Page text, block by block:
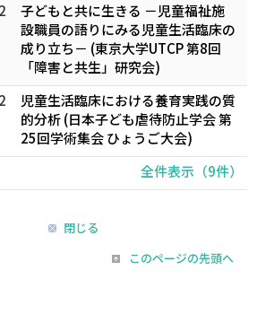
子どもと共に生きる －児童福祉施
設職員の語りにみる児童生活臨床の
成り立ち－ (東京大学UTCP 第8回
「障害と共生」研究会)
児童生活臨床における養育実践の質
的分析 (日本子ども虐待防止学会 第
25回学術集会 ひょうご大会)
全件表示（9件）
閉じる
このページの先頭へ